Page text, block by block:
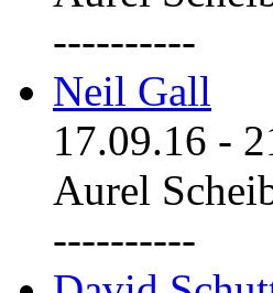
----------
Neil Gall
17.09.16 -
Aurel
----------